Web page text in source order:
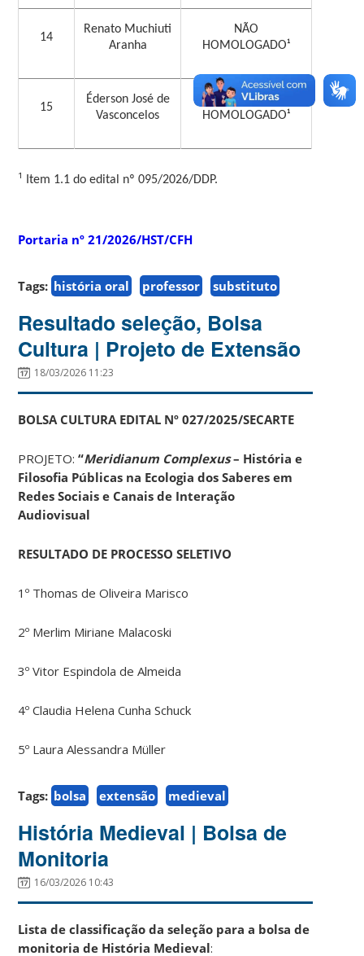
14
Renato Muchiuti
Aranha
NÃO
HOMOLOGADO¹
15
Éderson José de
Vasconcelos
NÃO
HOMOLOGADO¹
¹ Item 1.1 do edital nº 095/2026/DDP.
Portaria nº 21/2026/HST/CFH
Tags: história oral professor substituto
Resultado seleção, Bolsa
Cultura | Projeto de Extensão
18/03/2026 11:23
BOLSA CULTURA EDITAL Nº 027/2025/SECARTE
PROJETO:“Meridianum Complexus– História e
Filosofia Públicas na Ecologia dos Saberes em
Redes Sociais e Canais de Interação
Audiovisual
RESULTADO DE PROCESSO SELETIVO
1º Thomas de Oliveira Marisco
2º Merlim Miriane Malacoski
3º Vitor Espindola de Almeida
4º Claudia Helena Cunha Schuck
5º Laura Alessandra Müller
Tags: bolsa extensão medieval
História Medieval | Bolsa de
Monitoria
16/03/2026 10:43
Lista de classificação da seleção para a bolsa de
monitoria de História Medieval: